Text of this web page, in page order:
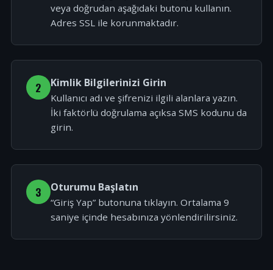
veya doğrudan aşağıdaki butonu kullanın.
Adres SSL ile korunmaktadır.
2 Kimlik Bilgilerinizi Girin
Kullanıcı adı ve şifrenizi ilgili alanlara yazın.
İki faktörlü doğrulama açıksa SMS kodunu da
girin.
3 Oturumu Başlatın
“Giriş Yap” butonuna tıklayın. Ortalama 9
saniye içinde hesabınıza yönlendirilirsiniz.